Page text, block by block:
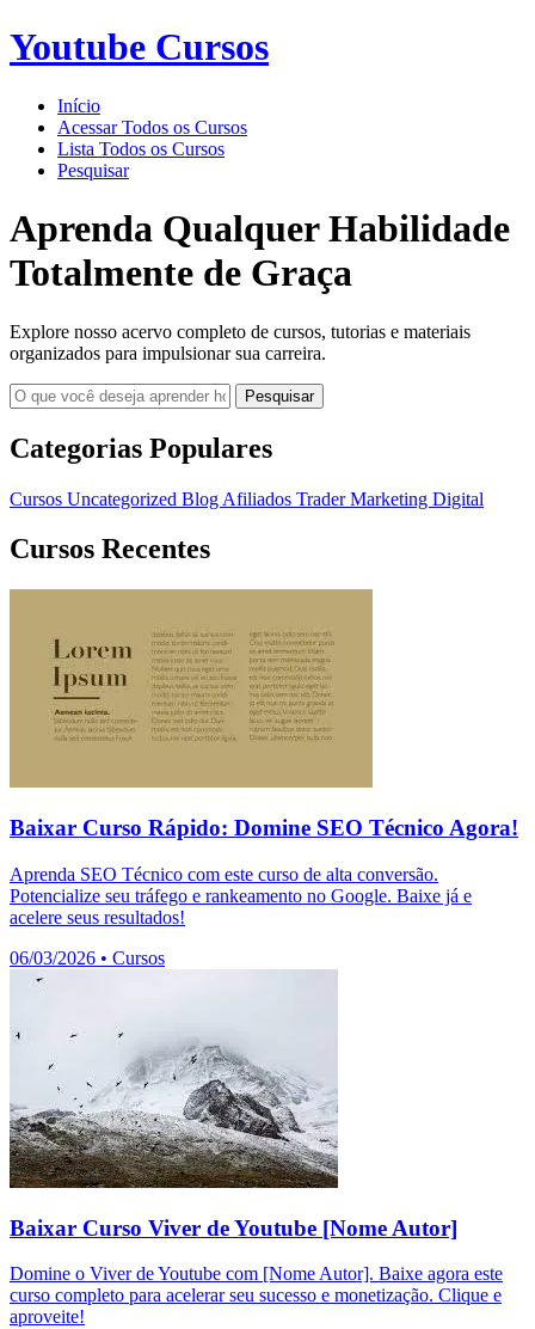
Youtube Cursos
Início
Acessar Todos os Cursos
Lista Todos os Cursos
Pesquisar
Aprenda Qualquer Habilidade
Totalmente de Graça
Explore nosso acervo completo de cursos, tutorias e materiais
organizados para impulsionar sua carreira.
Pesquisar
Categorias Populares
Cursos Uncategorized Blog Afiliados TraderMarketing Digital
Cursos Recentes
Baixar Curso Rápido: Domine SEO Técnico Agora!
Aprenda SEO Técnico com este curso de alta conversão.
Potencialize seu tráfego e rankeamento no Google. Baixe já e
acelere seus resultados!
06/03/2026 • Cursos
Baixar Curso Viver de Youtube [Nome Autor]
Domine o Viver de Youtube com [Nome Autor]. Baixe agora este
curso completo para acelerar seu sucesso e monetização. Clique e
aproveite!